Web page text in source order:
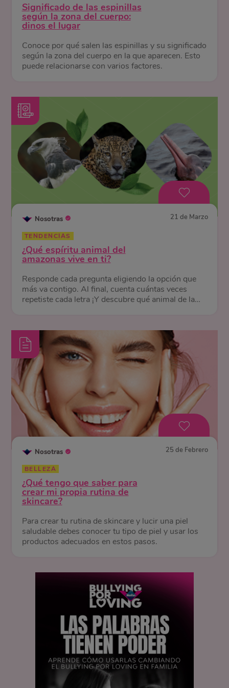
Significado de las espinillas
según la zona del cuerpo:
dinos el lugar
Conoce por qué salen las espinillas y su significado
según la zona del cuerpo en la que aparecen. Esto
puede relacionarse con varios factores.
Nosotras 21 de Marzo
TENDENCIAS
¿Qué espíritu animal del
amazonas vive en ti?
Responde cada pregunta eligiendo la opción que
más va contigo. Al final, cuenta cuántas veces
repetiste cada letra ¡Y descubre qué animal de la
Nosotras 25 de Febrero
BELLEZA
¿Qué tengo que saber para
crear mi propia rutina de
skincare?
Para crear tu rutina de skincare y lucir una piel
saludable debes conocer tu tipo de piel y usar los
productos adecuados en estos pasos.